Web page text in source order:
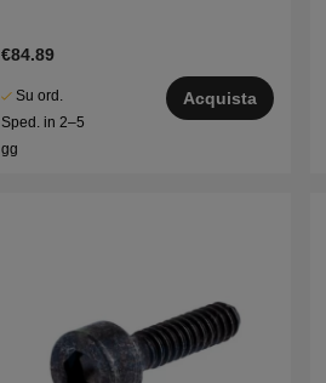
€84.89
Su ord.
Sped. in 2–5
gg
Acquista